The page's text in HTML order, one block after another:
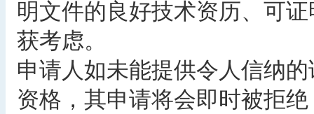
明文件的良好技术资历、可
获考虑。
申请人如未能提供令人信纳
资格，其申请将会即时被拒